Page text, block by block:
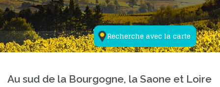
Recherche avec la carte
Au sud de la Bourgogne, la Saone et Loire